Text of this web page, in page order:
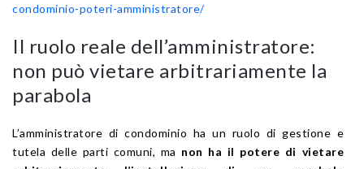
condominio-poteri-amministratore/
Il ruolo reale dell’amministratore:
non può vietare arbitrariamente la
parabola
L’amministratore di condominio ha un ruolo di gestione e
tutela delle parti comuni, ma non ha il potere di vietare